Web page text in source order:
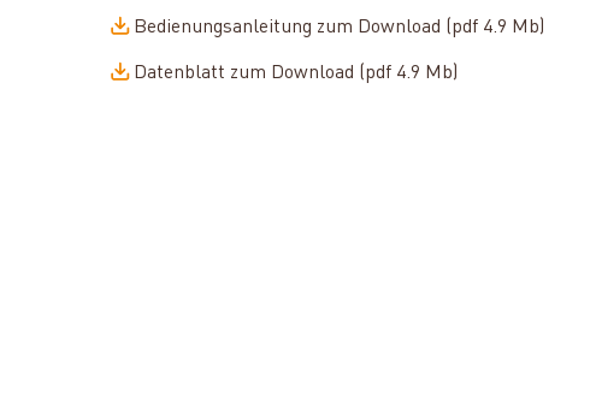
Bedienungsanleitung zum Download (pdf 4.9 Mb)
Datenblatt zum Download (pdf 4.9 Mb)